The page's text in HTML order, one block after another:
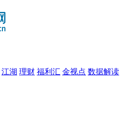
江湖 理财 福利汇 金视点 数据解读